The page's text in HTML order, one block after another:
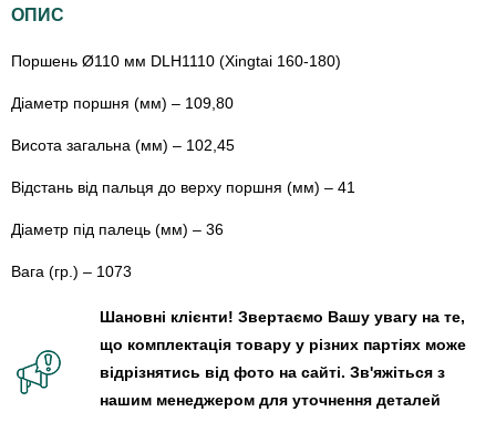
ОПИС
Поршень Ø110 мм DLH1110 (Xingtai 160-180)
Діаметр поршня (мм) – 109,80
Висота загальна (мм) – 102,45
Відстань від пальця до верху поршня (мм) – 41
Діаметр під палець (мм) – 36
Вага (гр.) – 1073
Шановні клієнти! Звертаємо Вашу увагу на те,
що комплектація товару у різних партіях може
відрізнятись від фото на сайті. Зв'яжіться з
нашим менеджером для уточнення деталей